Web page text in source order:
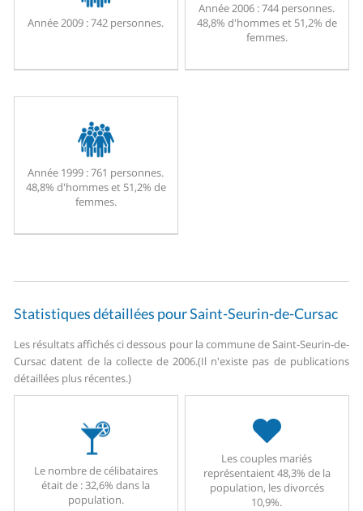
Année 2009 :742 personnes.
Année 2006 :744 personnes.
48,8% d'hommes et 51,2% de
femmes.
Année 1999 :761 personnes.
48,8% d'hommes et 51,2% de
femmes.
Statistiques détaillées pour Saint-Seurin-de-Cursac
Les résultats affichés ci dessous pour la commune de Saint-Seurin-de-
Cursac datent de la collecte de 2006.(Il n'existe pas de publications
détaillées plus récentes.)
Le nombre de célibataires
était de : 32,6% dans la
population.
Les couples mariés
représentaient 48,3% de la
population, les divorcés
10,9%.